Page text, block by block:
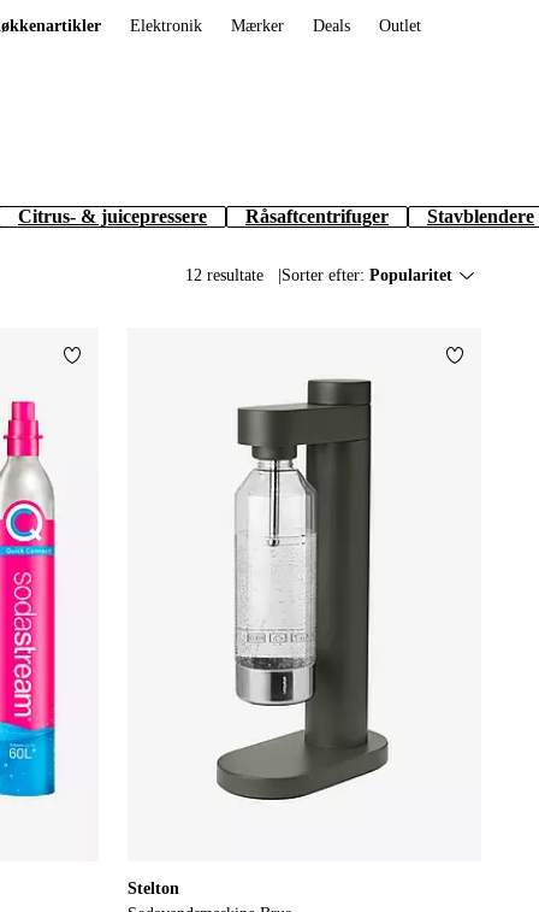
Elektronik Mærker Deals Outlet
Citrus- & juicepressere Råsaftcentrifuger Stavblendere
12 resultate Sorter efter: Popularitet
Tilføj til favoritter
Stelton
Tilføj til